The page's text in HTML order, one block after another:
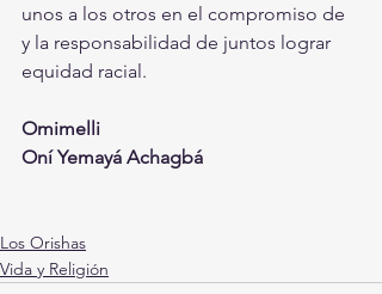
unos a los otros en el compromiso de
y la responsabilidad de juntos lograr
equidad racial.
Omimelli
Oní Yemayá Achagbá
Los Orishas
Vida y Religión